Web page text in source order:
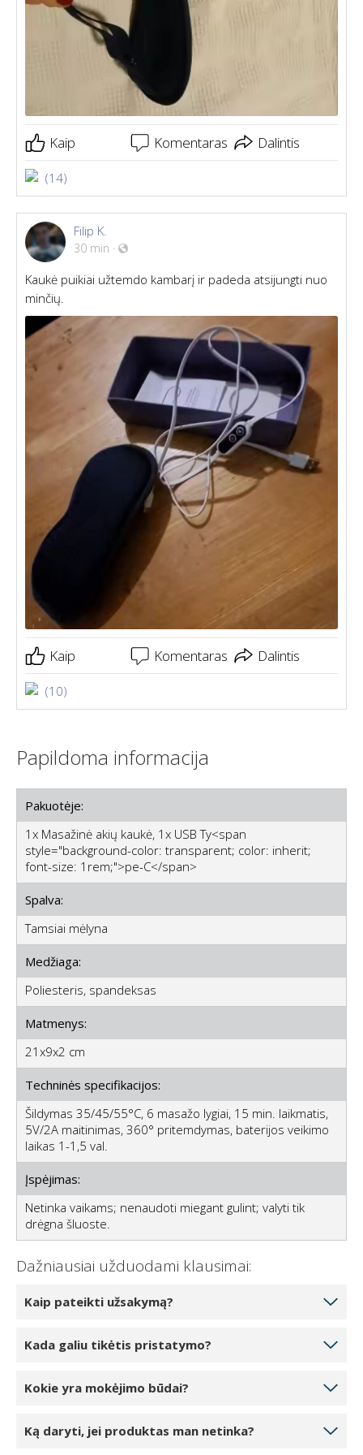
Kaip Komentaras Dalintis
(14)
Filip K.
30 min ·
Kaukė puikiai užtemdo kambarį ir padeda atsijungti nuo
minčių.
Kaip Komentaras Dalintis
(10)
Papildoma informacija
Pakuotėje:
1x Masažinė akių kaukė, 1x USB Ty<span
style="background-color: transparent; color: inherit;
font-size: 1rem;">pe-C</span>
Spalva:
Tamsiai mėlyna
Medžiaga:
Poliesteris, spandeksas
Matmenys:
21x9x2 cm
Techninės specifikacijos:
Šildymas 35/45/55°C, 6 masažo lygiai, 15 min. laikmatis,
5V/2A maitinimas, 360° pritemdymas, baterijos veikimo
laikas 1-1,5 val.
Įspėjimas:
Netinka vaikams; nenaudoti miegant gulint; valyti tik
drėgna šluoste.
Dažniausiai užduodami klausimai:
Kaip pateikti užsakymą?
Pasirinkite norimą užsakyti produktų kiekį
spustelėdami 1, 2 arba 3 vienetus. Paspaudę mygtuką
Į krepšelį galite įtraukti arba pakeisti produktų kiekį.
Kasos proceso pabaigoje turėsite įvesti visus
Kada galiu tikėtis pristatymo?
Jei jūsų pasirinktas produktas yra mūsų sandėlyje,
pristatymo galite tikėtis per 5-7 darbo dienas.
dažniausiai ryte. Prieš pristatymą būsite informuoti
Kokie yra mokėjimo būdai?
mokėjimo būdus: atsiskaitymas grynaisiais, banko
Ką daryti, jei produktas man netinka?